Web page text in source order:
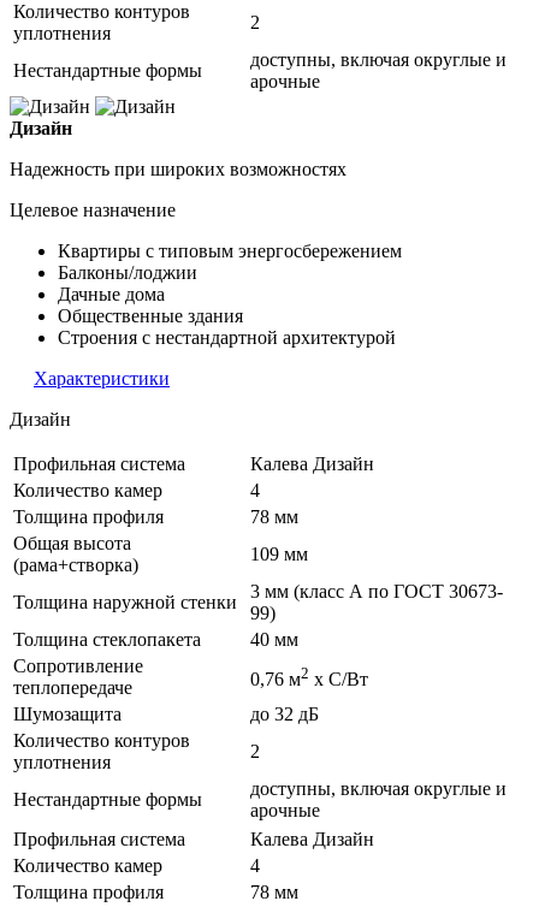
Количество контуров
уплотнения
2
Нестандартные формы
доступны, включая округлые и
арочные
Дизайн
Надежность при широких возможностях
Целевое назначение
Квартиры с типовым энергосбережением
Балконы/лоджии
Дачные дома
Общественные здания
Строения с нестандартной архитектурой
Характеристики
Дизайн
Профильная система
Калева Дизайн
Количество камер
4
Толщина профиля
78 мм
Общая высота
(рама+створка)
109 мм
Толщина наружной стенки
3 мм (класс А по ГОСТ 30673-
99)
Толщина стеклопакета
40 мм
Сопротивление
теплопередаче
0,76 м2 х С/Вт
Шумозащита
до 32 дБ
Количество контуров
уплотнения
2
Нестандартные формы
доступны, включая округлые и
арочные
Профильная система
Калева Дизайн
Количество камер
4
Толщина профиля
78 мм